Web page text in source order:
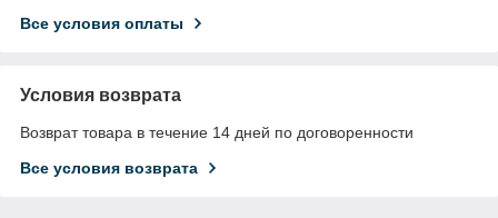
Все условия оплаты
Условия возврата
Возврат товара в течение 14 дней по договоренности
Все условия возврата